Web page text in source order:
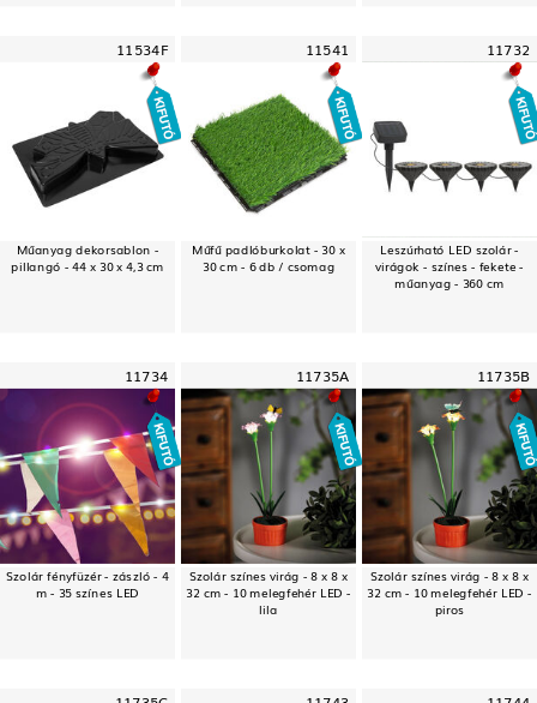
11534F
Műanyag dekorsablon -
pillangó - 44 x 30 x 4,3 cm
11541
Műfű padlóburkolat - 30 x
30 cm - 6 db / csomag
11732
Leszúrható LED szolár -
virágok - színes - fekete -
műanyag - 360 cm
11734
Szolár fényfüzér - zászló - 4
m - 35 színes LED
11735A
Szolár színes virág - 8 x 8 x
32 cm - 10 melegfehér LED -
lila
11735B
Szolár színes virág - 8 x 8 x
32 cm - 10 melegfehér LED -
piros